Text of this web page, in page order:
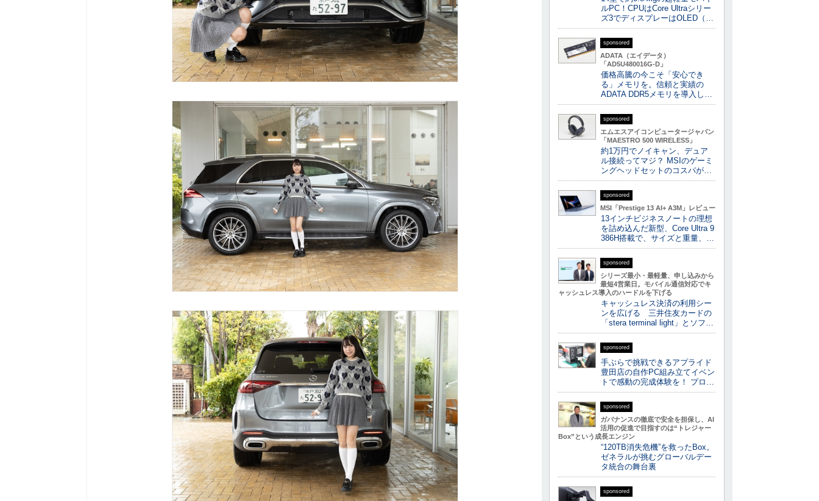
ルPC！CPUはCore Ultraシリー
ズ3でディスプレーはOLED（…
sponsored
ADATA（エイデータ）
「AD5U480016G-D」
価格高騰の今こそ「安心でき
る」メモリを。信頼と実績の
ADATA DDR5メモリを導入し…
sponsored
エムエスアイコンピュータージャパン
「MAESTRO 500 WIRELESS」
約1万円でノイキャン、デュア
ル接続ってマジ？ MSIのゲーミ
ングヘッドセットのコスパが…
sponsored
MSI「Prestige 13 AI+ A3M」レビュー
13インチビジネスノートの理想
を詰め込んだ新型、Core Ultra 9
386H搭載で、サイズと重量、…
sponsored
シリーズ最小・最軽量、申し込みから
最短4営業日。モバイル通信対応でキ
ャッシュレス導入のハードルを下げる
キャッシュレス決済の利用シー
ンを広げる 三井住友カードの
「stera terminal light」とソフ…
sponsored
手ぶらで挑戦できるアプライド
豊田店の自作PC組み立てイベン
トで感動の完成体験を！ プロ…
sponsored
ガバナンスの徹底で安全を担保し、AI
活用の促進で目指すのは“トレジャー
Box”という成長エンジン
“120TB消失危機”を救ったBox。
ゼネラルが挑むグローバルデー
タ統合の舞台裏
sponsored